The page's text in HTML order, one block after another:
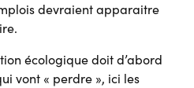
devraient apparaitre
écologique doit d’abord
vont « perdre », ici les